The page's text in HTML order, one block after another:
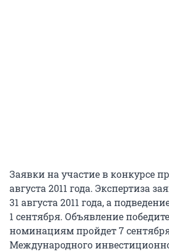
Заявки на участие в конкурсе
августа 2011 года. Экспертиза
31 августа 2011 года, а
1 сентября. Объявление
номинациям пройдет 7
Международного